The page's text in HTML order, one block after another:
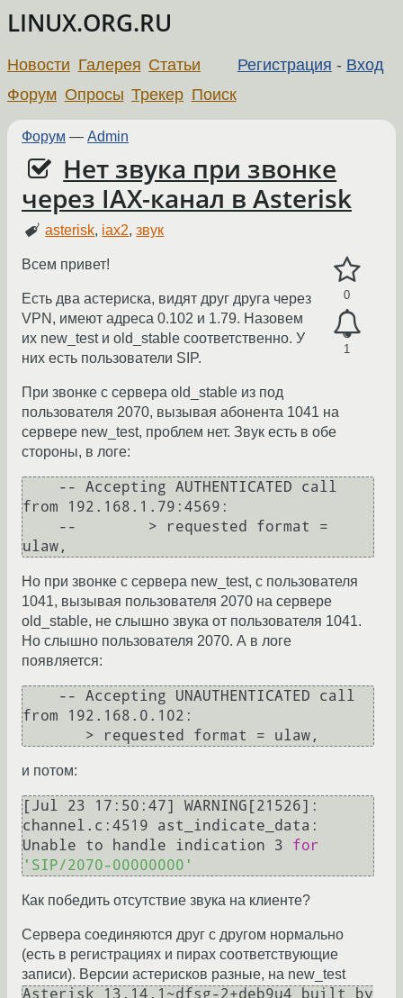
LINUX.ORG.RU
Регистрация - Вход
Новости Галерея Статьи
Форум Опросы Трекер Поиск
Форум — Admin
Нет звука при звонке
через IAX-канал в Asterisk
asterisk, iax2,звук
0
1
Всем привет!
Есть два астериска, видят друг друга через
VPN, имеют адреса 0.102 и 1.79. Назовем
их new_test и old_stable соответственно. У
них есть пользователи SIP.
При звонке с сервера old_stable из под
пользователя 2070, вызывая абонента 1041 на
сервере new_test, проблем нет. Звук есть в обе
стороны, в логе:
from 192.168.1.79:4569:
Но при звонке с сервера new_test, с пользователя
1041, вызывая пользователя 2070 на сервере
old_stable, не слышно звука от пользователя 1041.
Но слышно пользователя 2070. А в логе
появляется:
from 192.168.0.102:
и потом:
[Jul 23 17:50:47] WARNING[21526]:
channel.c:4519 ast_indicate_data:
Unable to handle indication 3 for
'SIP/2070-00000000'
Как победить отсутствие звука на клиенте?
Сервера соединяются друг с другом нормально
(есть в регистрациях и пирах соответствующие
записи). Версии астерисков разные, на new_test
Asterisk 13.14.1~dfsg-2+deb9u4 built by